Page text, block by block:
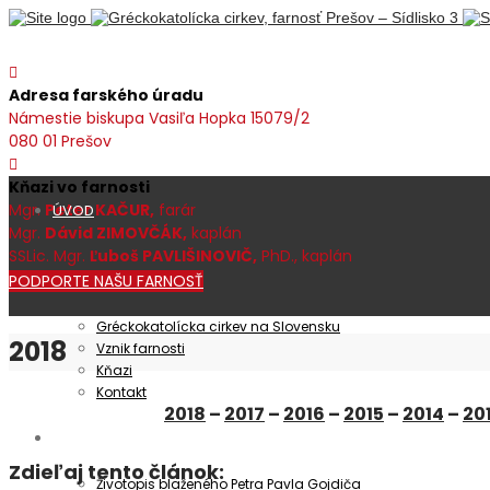
Adresa farského úradu
Námestie biskupa Vasiľa Hopka 15079/2
080 01 Prešov
Kňazi vo farnosti
Mgr. Peter KAČUR, farár
Mgr. Dávid ZIMOVČÁK, kaplán
SSLic. Mgr. Ľuboš PAVLIŠINOVIČ, PhD., kaplán
ÚVOD
Farnosť
Gréckokatolícka cirkev na Slovensku
Vznik farnosti
Kňazi
Kontakt
Životopis blaženého Petra Pavla Gojdiča
PODPORTE NAŠU FARNOSŤ
2018
2018 – 2017 – 2016 – 2015 – 2014 –
Zdieľaj tento článok: